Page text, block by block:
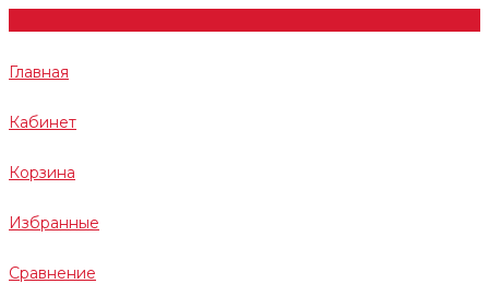
Главная
Кабинет
Корзина
Избранные
Сравнение